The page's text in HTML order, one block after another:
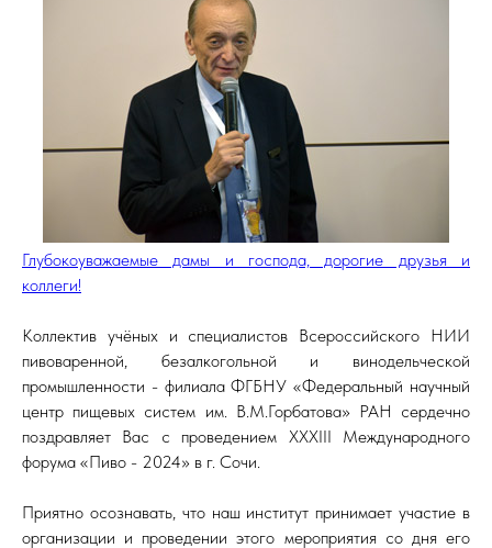
Глубокоуважаемые дамы и господа, дорогие друзья и
коллеги!
Коллектив учёных и специалистов Всероссийского НИИ
пивоваренной, безалкогольной и винодельческой
промышленности - филиала ФГБНУ «Федеральный научный
центр пищевых систем им. В.М.Горбатова» РАН сердечно
поздравляет Вас с проведением XXXIII Международного
форума «Пиво - 2024» в г. Сочи.
Приятно осознавать, что наш институт принимает участие в
организации и проведении этого мероприятия со дня его